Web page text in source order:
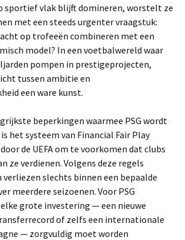
sportief vlak blijft domineren, worstelt ze
met een steeds urgenter vraagstuk:
op trofeeën combineren met een
model? In een voetbalwereld waar
pompen in prestigeprojecten,
tussen ambitie en
een ware kunst.
beperkingen waarmee PSG wordt
het systeem van Financial Fair Play
de UEFA om te voorkomen dat clubs
ze verdienen. Volgens deze regels
verliezen slechts binnen een bepaalde
meerdere seizoenen. Voor PSG
grote investering — een nieuwe
of zelfs een internationale
— zorgvuldig moet worden